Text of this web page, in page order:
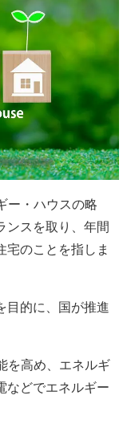
ー・ハウスの略
ンスを取り、年間
宅のことを指しま
目的に、国が推進
を高め、エネルギ
などでエネルギー